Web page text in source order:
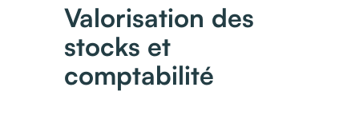
Valorisation des
stocks et
comptabilité